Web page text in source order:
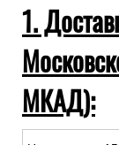
1.
МКАД):